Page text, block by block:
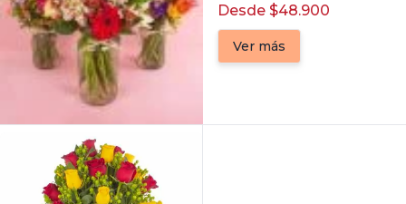
Desde $48.900
Ver más